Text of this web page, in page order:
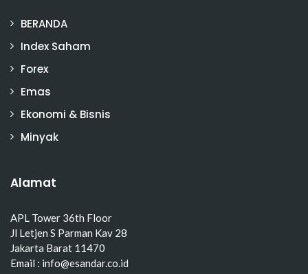
BERANDA
Index Saham
Forex
Emas
Ekonomi & Bisnis
Minyak
Alamat
APL Tower 36th Floor
Jl Letjen S Parman Kav 28
Jakarta Barat 11470
Email : info@esandar.co.id